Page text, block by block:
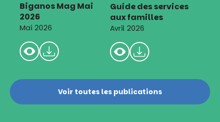
Biganos Mag Mai
2026
Mai 2026
Guide des services
aux familles
Avril 2026
Voir toutes les publications